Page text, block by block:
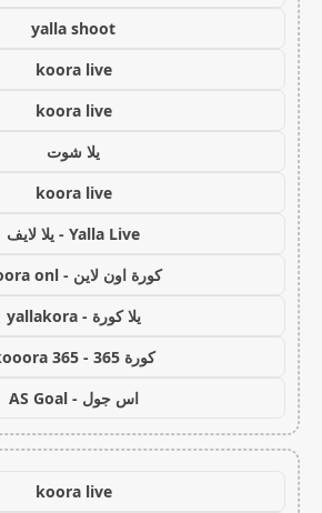
yalla shoot
koora live
koora live
يلا شوت
koora live
Yalla Live - يلا لايف
كورة اون لاين - koora onl
يلا كورة - yallakora
كورة 365 - kooora 365
اس جول - AS Goal
koora live